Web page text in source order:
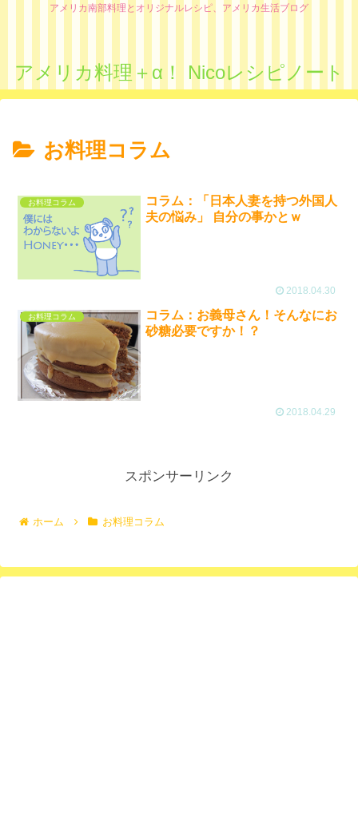
アメリカ南部料理とオリジナルレシピ、アメリカ生活ブログ
アメリカ料理＋α！ Nicoレシピノート
お料理コラム
お料理コラム
コラム：「日本人妻を持つ外国人
夫の悩み」 自分の事かとｗ
2018.04.30
お料理コラム
コラム：お義母さん！そんなにお
砂糖必要ですか！？
2018.04.29
スポンサーリンク
ホーム お料理コラム